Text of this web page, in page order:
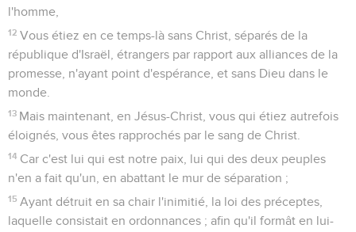
l'homme,
12 Vous étiez en ce temps-là sans Christ, séparés de la
république d'Israël, étrangers par rapport aux alliances de la
promesse, n'ayant point d'espérance, et sans Dieu dans le
monde.
13 Mais maintenant, en Jésus-Christ, vous qui étiez autrefois
éloignés, vous êtes rapprochés par le sang de Christ.
14 Car c'est lui qui est notre paix, lui qui des deux peuples
n'en a fait qu'un, en abattant le mur de séparation ;
15 Ayant détruit en sa chair l'inimitié, la loi des préceptes,
laquelle consistait en ordonnances ; afin qu'il formât en lui-